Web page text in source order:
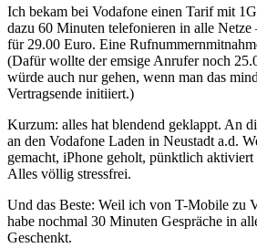
Ich bekam bei Vodafone einen Tarif mit
dazu 60 Minuten telefonieren in alle
für 29.00 Euro. Eine
(Dafür wollte der emsige Anrufer noch
würde auch nur gehen, wenn man das
Vertragsende initiiert.)
Kurzum: alles hat blendend geklappt. An
an den Vodafone Laden in Neustadt a.d.
gemacht, iPhone geholt, pünktlich
Alles völlig stressfrei.
Und das Beste: Weil ich von T-Mobile zu
habe nochmal 30 Minuten Gespräche in
Geschenkt.